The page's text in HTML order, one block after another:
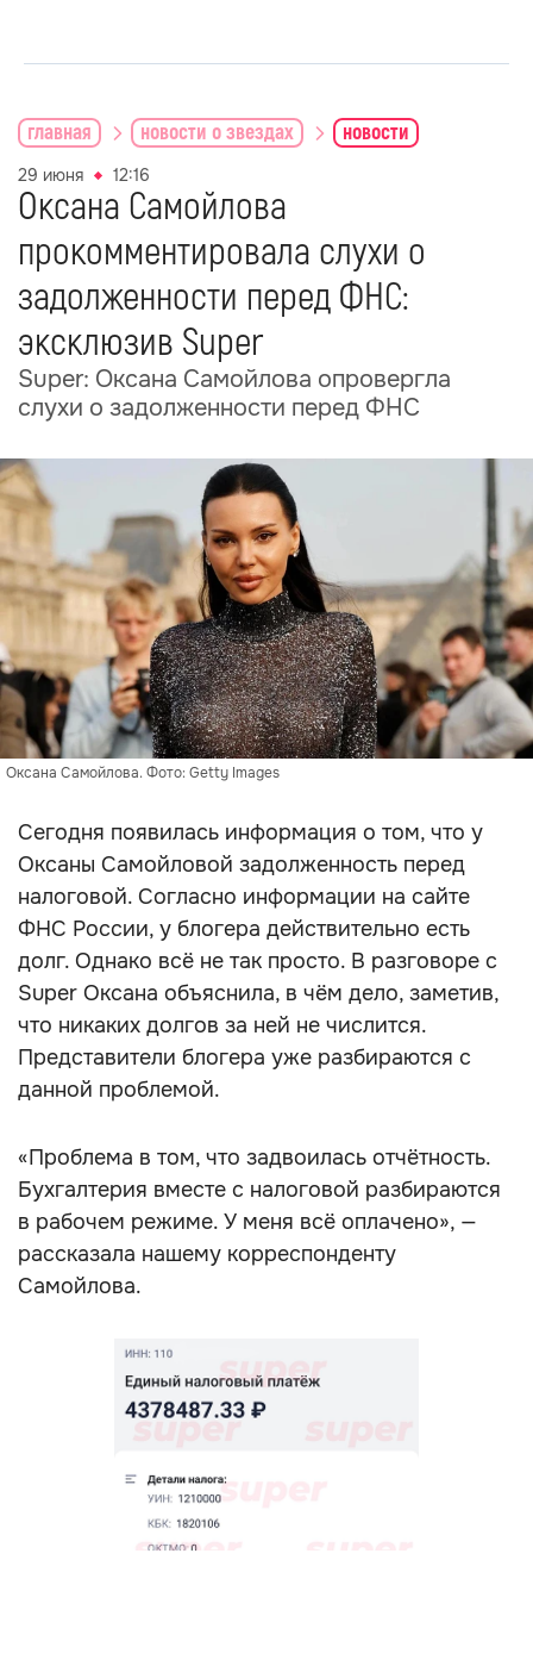
главная новости о звездах новости
29 июня 12:16
Оксана Самойлова
прокомментировала слухи о
задолженности перед ФНС:
эксклюзив Super
Super: Оксана Самойлова опровергла
слухи о задолженности перед ФНС
Оксана Самойлова. Фото: Getty Images
Сегодня появилась информация о том, что у
Оксаны Самойловой задолженность перед
налоговой. Согласно информации на сайте
ФНС России, у блогера действительно есть
долг. Однако всё не так просто. В разговоре с
Super Оксана объяснила, в чём дело, заметив,
что никаких долгов за ней не числится.
Представители блогера уже разбираются с
данной проблемой.
«Проблема в том, что задвоилась отчётность.
Бухгалтерия вместе с налоговой разбираются
в рабочем режиме. У меня всё оплачено», —
рассказала нашему корреспонденту
Самойлова.